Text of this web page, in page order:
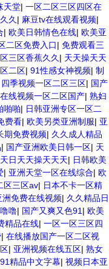
天堂| 一区二区三区四区在
久 | 麻豆tv在线观看视频|
| 欧美日韩情色在线| 欧美亚
二区免费入口| 免费观看三
三区香蕉久久 | 天天操天天
二区| 91性感女神视频| 制
四季视频一区二区三区| 国产
在线视频一区二区国产| 熟妇
啪啪| 日韩亚洲专区一区二
费看| 欧美另类亚洲制服| 亚
期免费视频| 久久成人精品
| 国产亚洲欧美日韩一区| 天
日天天操天天天| 日韩欧美
| 亚洲天堂一区在线综合| 欧
区三区av| 日本不卡一区精
洲免费在线视频| 久久精品日
噜| 国产又爽又色91 | 欧美
精品在线| 一区一区三区四
| 在线播放国产一区二区视
| 亚洲视频在线五区| 熟女
精品中文字幕| 视频日本亚